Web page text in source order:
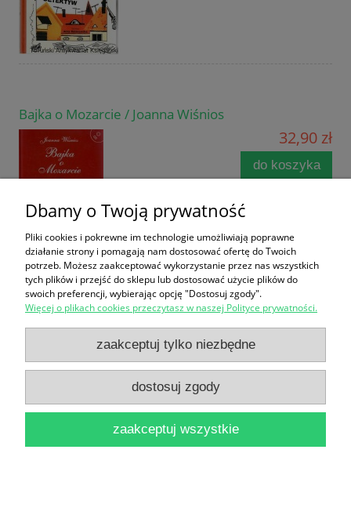
Bajka o Mozarcie / Joanna Wiśnios
32,90 zł
do koszyka
Dlaczego kameleon zmienia kolor? Opowieści z
23,90 zł
Dbamy o Twoją prywatność
Pliki cookies i pokrewne im technologie umożliwiają poprawne
działanie strony i pomagają nam dostosować ofertę do Twoich
potrzeb. Możesz zaakceptować wykorzystanie przez nas wszystkich
tych plików i przejść do sklepu lub dostosować użycie plików do
swoich preferencji, wybierając opcję "Dostosuj zgody".
Więcej o plikach cookies przeczytasz w naszej Polityce prywatności.
zaakceptuj tylko niezbędne
dostosuj zgody
zaakceptuj wszystkie